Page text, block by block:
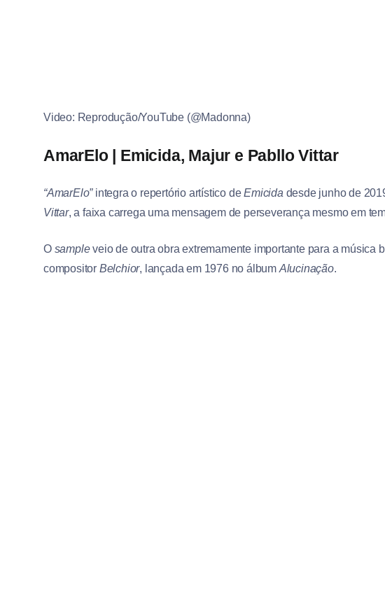
Video: Reprodução/YouTube (@Madonna)
AmarElo | Emicida, Majur e Pabllo Vittar
“AmarElo”integra o repertório artístico deEmicida desde junho de
Vittar, a faixa carrega uma mensagem de perseverança mesmo em
O sampleveio de outra obra extremamente importante para a música
compositor Belchior, lançada em 1976 no álbum Alucinação.